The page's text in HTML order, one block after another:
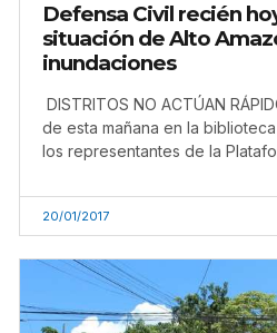
Defensa Civil recién
situación de Alto
inundaciones
DISTRITOS NO ACTÚAN
de esta mañana en la
los representantes de la
20/01/2017